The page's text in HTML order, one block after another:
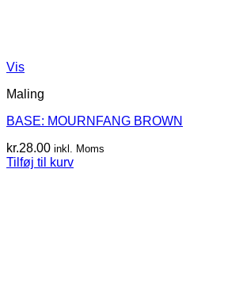
Vis
Maling
BASE: MOURNFANG BROWN
kr.28.00 inkl. Moms
Tilføj til kurv